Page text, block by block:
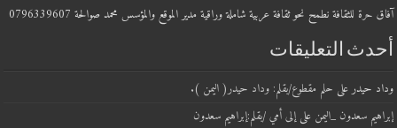
آفاق حرة للثقافة نطمح نحو ثقافة عربية شاملة وراقية مدير الموقع والمؤسس محمد صوالحة 0796339607
أحدث التعليقات
وداد حيدرعلى حلم مقطوع/بقلم: وداد حيدر( اليمن ).
إبراهيم سعدون _اليمن علىإلى أمي /بقلم:إبراهيم سعدون